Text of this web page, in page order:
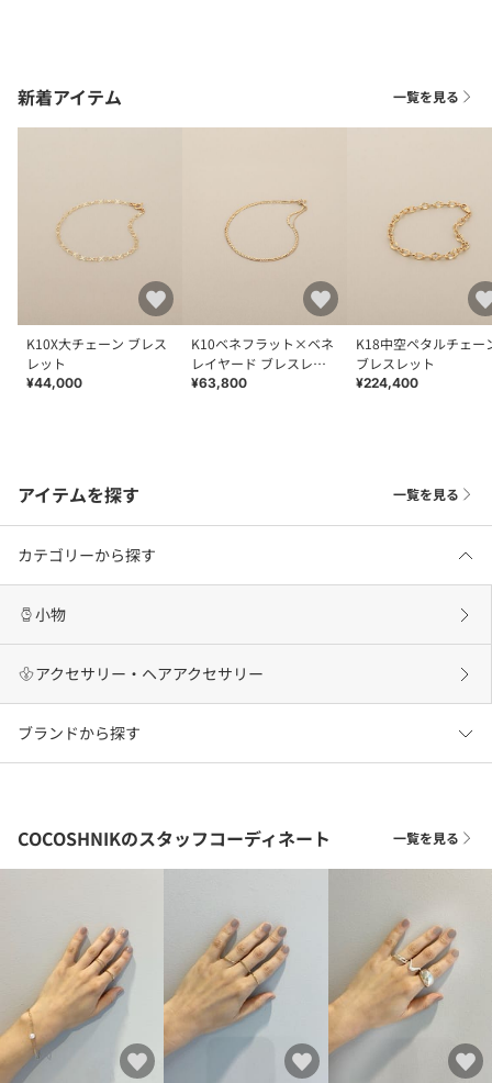
新着アイテム 一覧を見る
K10X大チェーン ブレス
レット
¥44,000
K10ベネフラット×ベネ
レイヤード ブレスレッ
ト
¥63,800
K18中空ペタルチェー
ブレスレット
¥224,400
アイテムを探す 一覧を見る
カテゴリーから探す
小物
アクセサリー・ヘアアクセサリー
ブランドから探す
COCOSHNIKのスタッフコーディネート 一覧を見る